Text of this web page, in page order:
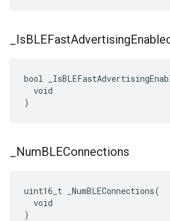
IsBLEFastAdvertising
bool
  void
)
NumBLEConnections
uint16_t _NumBLEConnections(
  void
)